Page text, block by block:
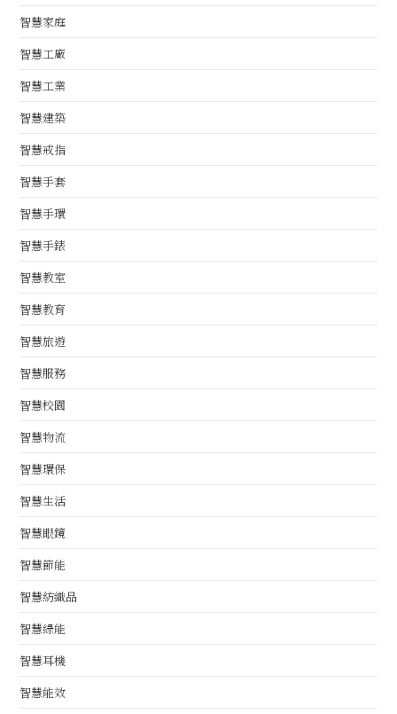
智慧家庭
智慧工廠
智慧工業
智慧建築
智慧戒指
智慧手套
智慧手環
智慧手錶
智慧教室
智慧教育
智慧旅遊
智慧服務
智慧校園
智慧物流
智慧環保
智慧生活
智慧眼鏡
智慧節能
智慧紡織品
智慧綠能
智慧耳機
智慧能效